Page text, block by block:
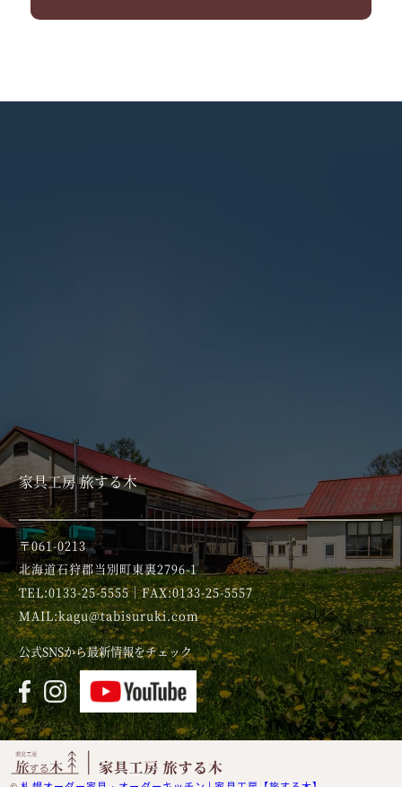
家具工房 旅する木
〒061-0213
北海道石狩郡当別町東裏2796-1
TEL:0133-25-5555｜FAX:0133-25-5557
MAIL:kagu@tabisuruki.com
公式SNSから最新情報をチェック